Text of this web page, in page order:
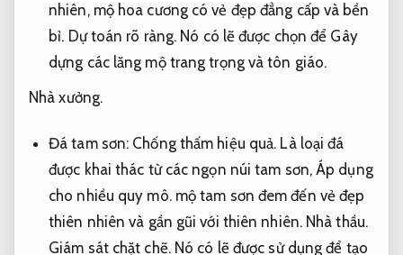
nhiên, mộ hoa cương có vẻ đẹp đẳng cấp và bền
bỉ. Dự toán rõ ràng. Nó có lẽ được chọn để Gây
dựng các lăng mộ trang trọng và tôn giáo.
Nhà xưởng.
Đá tam sơn: Chống thấm hiệu quả. Là loại đá
được khai thác từ các ngọn núi tam sơn,Áp dụng
cho nhiều quy mô.mộ tam sơn đem đến vẻ đẹp
thiên nhiên và gần gũi với thiên nhiên. Nhà thầu.
Giám sát chặt chẽ.Nó có lẽ được sử dụng để tạo